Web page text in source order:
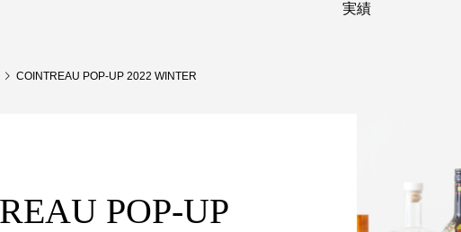
実績
COINTREAU POP-UP 2022 WINTER
POP-UP